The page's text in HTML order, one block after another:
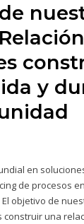
y
en
de procesos
objetivo de
construir una